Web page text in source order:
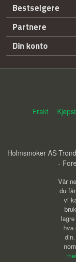
Bestselgere
Partnere
Din konto
Frakt
Holmsmoker AS
-
Vår
du
vi
hva